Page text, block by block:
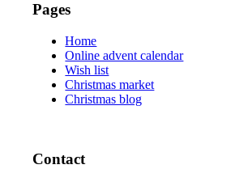
Pages
Home
Online advent calendar
Wish list
Christmas market
Christmas blog
Contact